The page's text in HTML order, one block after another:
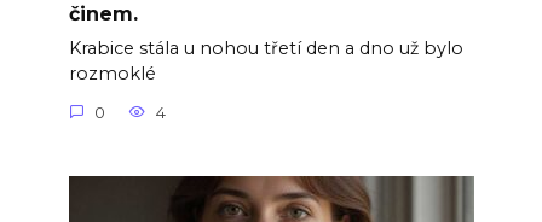
činem.
Krabice stála u nohou třetí den a dno už bylo
rozmoklé
0 4